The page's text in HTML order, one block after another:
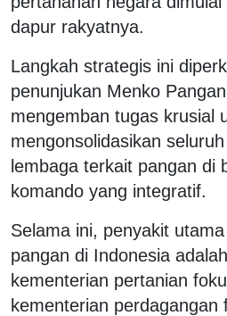
dapur rakyatnya.
Langkah strategis ini
penunjukan Menko
mengemban tugas krusial
mengonsolidasikan
lembaga terkait pangan di
komando yang integratif.
Selama ini, penyakit
pangan di Indonesia
kementerian pertanian
kementerian perdagangan